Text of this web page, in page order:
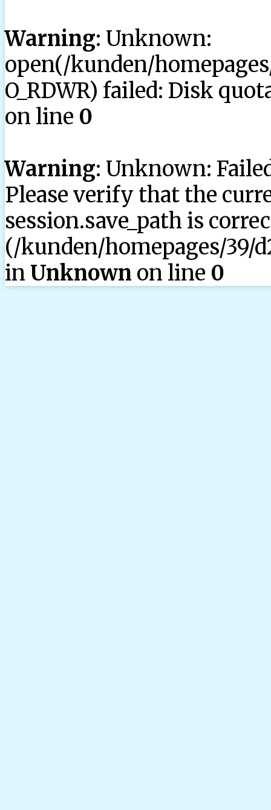
Warning: Unknown:
open(/kunden/
O_RDWR) failed: Disk
on line 0
Warning: Unknown:
Please verify that the
session.save_path is
(/kunden/homepages/39/
in Unknown on line 0